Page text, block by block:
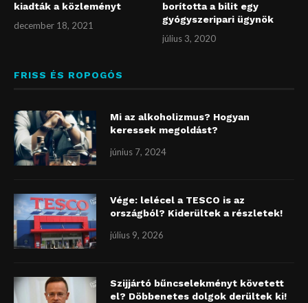
kiadták a közleményt
december 18, 2021
borította a bilit egy
gyógyszeripari ügynök
július 3, 2020
FRISS ÉS ROPOGÓS
Mi az alkoholizmus? Hogyan
keressek megoldást?
június 7, 2024
Vége: lelécel a TESCO is az
országból? Kiderültek a részletek!
július 9, 2026
Szijjártó bűncselekményt követett
el? Döbbenetes dolgok derültek ki!